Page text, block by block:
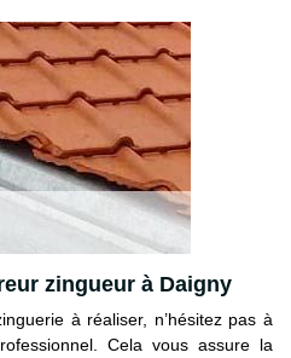
zingueur à Daigny
à réaliser, n’hésitez pas à
Cela vous assure la